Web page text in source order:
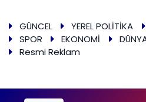
GÜNCEL YEREL POLİTİKA
SPOR
EKONOMİ
Resmi Reklam